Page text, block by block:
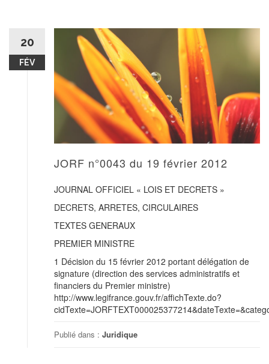
20
FÉV
JORF n°0043 du 19 février 2012
JOURNAL OFFICIEL « LOIS ET DECRETS »
DECRETS, ARRETES, CIRCULAIRES
TEXTES GENERAUX
PREMIER MINISTRE
1 Décision du 15 février 2012 portant délégation de
signature (direction des services administratifs et
financiers du Premier ministre)
http://www.legifrance.gouv.fr/affichTexte.do?
Publié dans : Juridique